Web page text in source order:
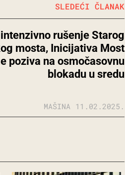
rušenje Starog
mosta, Inicijativa Most
poziva na osmočasovnu
blokadu u sredu
SLEDEĆI ČLANAK
MAŠINA 11.02.2025.